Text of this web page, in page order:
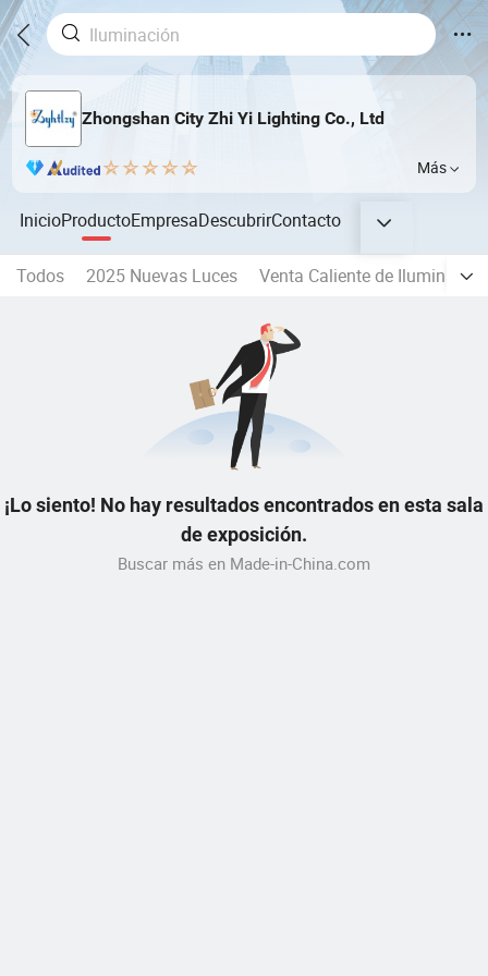
Zhongshan City Zhi Yi Lighting Co., Ltd
Más
InicioProductoEmpresaDescubrirContacto
Todos 2025 Nuevas Luces Venta Caliente de Iluminación
¡Lo siento! No hay resultados encontrados en esta sala
de exposición.
Buscar más en Made-in-China.com